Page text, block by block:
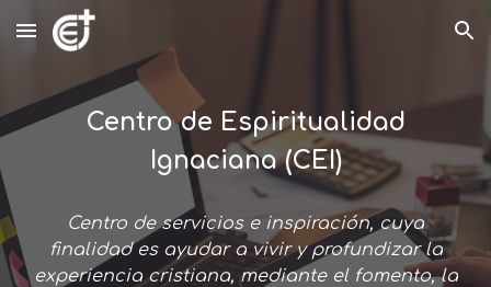
Skip to main content Skip to navigation
Centro de Espiritualidad
Ignaciana (CEI)
Centro de servicios e inspiración, cuya
finalidad es ayudar a vivir y profundizar la
experiencia cristiana, mediante el fomento, la